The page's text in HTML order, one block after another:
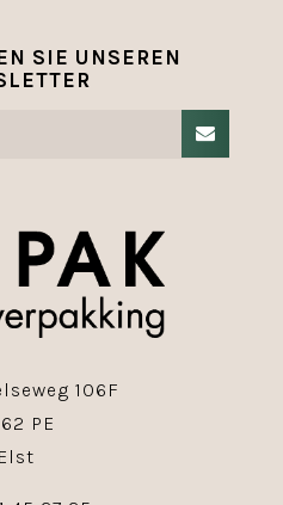
SIE UNSEREN
106F
PE
Elst